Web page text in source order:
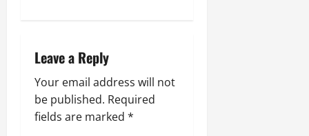
g
a
t
Leave a Reply
Your email address will not
be published. Required
fields are marked *